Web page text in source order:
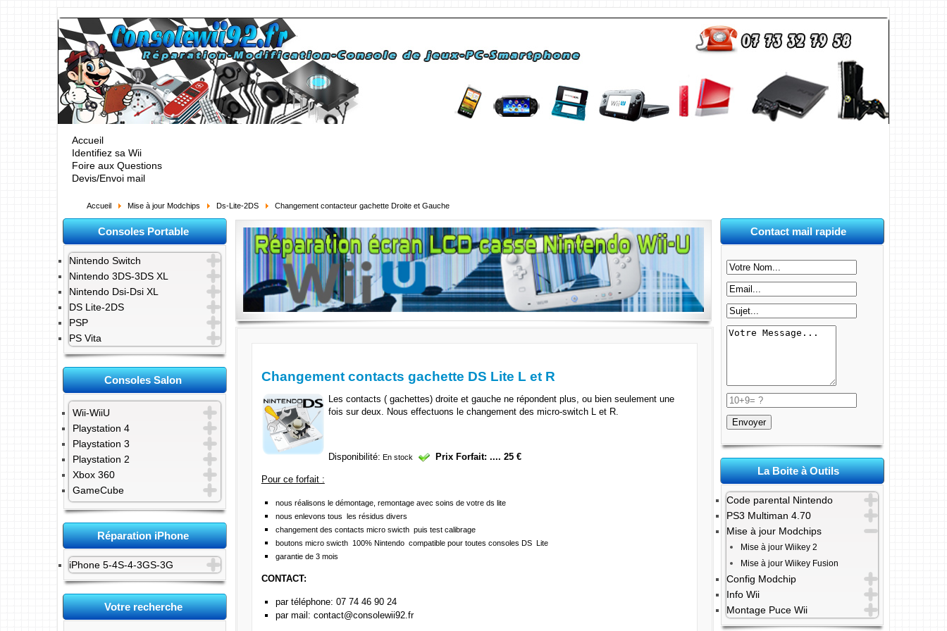
Accueil
Identifiez sa Wii
Foire aux Questions
Devis/Envoi mail
Accueil Mise à jour Modchips Ds-Lite-2DS Changement contacteur gachette Droite et Gauche
Consoles Portable
Nintendo Switch
Nintendo 3DS-3DS XL
Nintendo Dsi-Dsi XL
DS Lite-2DS
PSP
PS Vita
Consoles Salon
Wii-WiiU
Playstation 4
Playstation 3
Playstation 2
Xbox 360
GameCube
Réparation iPhone
iPhone 5-4S-4-3GS-3G
Votre recherche
Changement contacts gachette DS Lite L et R
Les contacts ( gachettes) droite et gauche ne répondent plus, ou bien seulement une
fois sur deux. Nous effectuons le changement des micro-switch L et R.
Disponibilité: En stock Prix Forfait: .... 25 €
Pour ce forfait :
nous réalisons le démontage, remontage avec soins de votre ds lite
nous enlevons tous les résidus divers
changement des contacts micro swicth puis test calibrage
boutons micro swicth 100% Nintendo compatible pour toutes consoles DS Lite
garantie de 3 mois
CONTACT:
par téléphone: 07 74 46 90 24
par mail: contact@consolewii92.fr
Contact mail rapide
La Boite à Outils
Code parental Nintendo
PS3 Multiman 4.70
Mise à jour Modchips
Mise à jour Wiikey 2
Mise à jour Wiikey Fusion
Config Modchip
Info Wii
Montage Puce Wii